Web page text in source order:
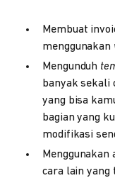
Membuat
menggunakan
Mengunduh
banyak sekali
yang bisa
bagian yang
modifikasi
Menggunakan
cara lain yang